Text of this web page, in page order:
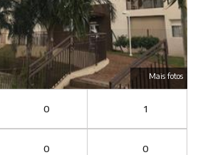
Mais fotos
0 1
0 0